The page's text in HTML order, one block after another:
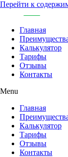
Перейти к
Главная
Калькулятор
Тарифы
Отзывы
Контакты
Menu
Главная
Калькулятор
Тарифы
Отзывы
Контакты